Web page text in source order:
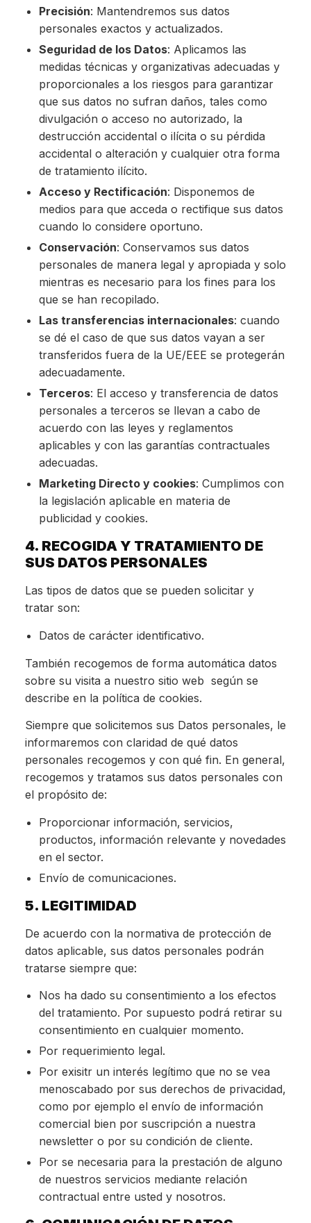
Precisión: Mantendremos sus datos
personales exactos y actualizados.
Seguridad de los Datos: Aplicamos las
medidas técnicas y organizativas adecuadas y
proporcionales a los riesgos para garantizar
que sus datos no sufran daños, tales como
divulgación o acceso no autorizado, la
destrucción accidental o ilícita o su pérdida
accidental o alteración y cualquier otra forma
de tratamiento ilícito.
Acceso y Rectificación: Disponemos de
medios para que acceda o rectifique sus datos
cuando lo considere oportuno.
Conservación: Conservamos sus datos
personales de manera legal y apropiada y solo
mientras es necesario para los fines para los
que se han recopilado.
Las transferencias internacionales: cuando
se dé el caso de que sus datos vayan a ser
transferidos fuera de la UE/EEE se protegerán
adecuadamente.
Terceros: El acceso y transferencia de datos
personales a terceros se llevan a cabo de
acuerdo con las leyes y reglamentos
aplicables y con las garantías contractuales
adecuadas.
Marketing Directo y cookies: Cumplimos con
la legislación aplicable en materia de
publicidad y cookies.
4. RECOGIDA Y TRATAMIENTO DE
SUS DATOS PERSONALES
Las tipos de datos que se pueden solicitar y
tratar son:
Datos de carácter identificativo.
También recogemos de forma automática datos
sobre su visita a nuestro sitio web según se
describe en la política de cookies.
Siempre que solicitemos sus Datos personales, le
informaremos con claridad de qué datos
personales recogemos y con qué fin. En general,
recogemos y tratamos sus datos personales con
el propósito de:
Proporcionar información, servicios,
productos, información relevante y novedades
en el sector.
Envío de comunicaciones.
5. LEGITIMIDAD
De acuerdo con la normativa de protección de
datos aplicable, sus datos personales podrán
tratarse siempre que:
Nos ha dado su consentimiento a los efectos
del tratamiento. Por supuesto podrá retirar su
consentimiento en cualquier momento.
Por requerimiento legal.
Por exisitr un interés legítimo que no se vea
menoscabado por sus derechos de privacidad,
como por ejemplo el envío de información
comercial bien por suscripción a nuestra
newsletter o por su condición de cliente.
Por se necesaria para la prestación de alguno
de nuestros servicios mediante relación
contractual entre usted y nosotros.